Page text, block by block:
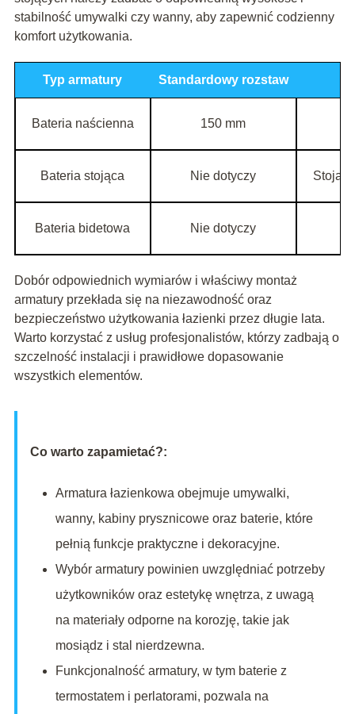
stabilność umywalki czy wanny, aby zapewnić codzienny
komfort użytkowania.
Typ armatury Standardowy rozstaw
Bateria naścienna 150 mm
Bateria stojąca Nie dotyczy
Bateria bidetowa Nie dotyczy
Dobór odpowiednich wymiarów i właściwy montaż
armatury przekłada się na niezawodność oraz
bezpieczeństwo użytkowania łazienki przez długie lata.
Warto korzystać z usług profesjonalistów, którzy zadbają o
szczelność instalacji i prawidłowe dopasowanie
wszystkich elementów.
Co warto zapamietać?:
Armatura łazienkowa obejmuje umywalki,
wanny, kabiny prysznicowe oraz baterie, które
pełnią funkcje praktyczne i dekoracyjne.
Wybór armatury powinien uwzględniać potrzeby
użytkowników oraz estetykę wnętrza, z uwagą
na materiały odporne na korozję, takie jak
mosiądz i stal nierdzewna.
Funkcjonalność armatury, w tym baterie z
termostatem i perlatorami, pozwala na